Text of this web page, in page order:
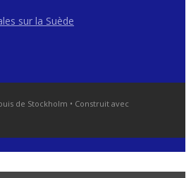
sur la Suède
de Stockholm • Construit avec